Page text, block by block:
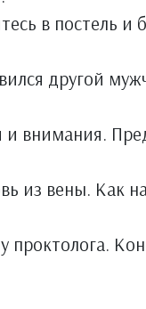
в постель и
другой
внимания.
из вены. Как